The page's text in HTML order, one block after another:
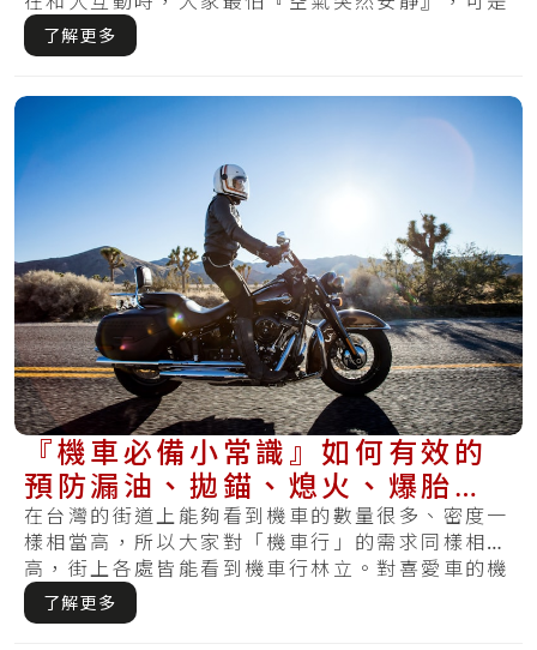
在騎.....
了解更多
『機車必備小常識』如何有效的
預防漏油、拋錨、熄火、爆胎再
度發生？
在台灣的街道上能夠看到機車的數量很多、密度一
樣相當高，所以大家對「機車行」的需求同樣相當
高，街上各處皆能看到機車行林立。對喜愛車的機
車族.....
了解更多